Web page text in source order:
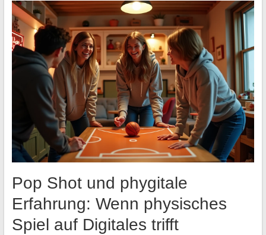
Pop Shot und phygitale
Erfahrung: Wenn physisches
Spiel auf Digitales trifft